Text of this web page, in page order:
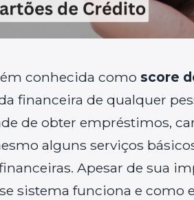
conhecida como score
financeira de qualquer
de obter empréstimos,
alguns serviços
Apesar de sua
sistema funciona e como